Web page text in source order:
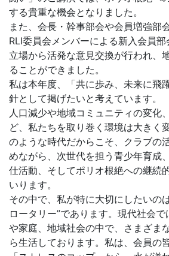
する貴重な機会となりました。
また、会長・幹事部会や会員増強部
RLI委員会メンバーによる新入会員
立場から活発な意見交換が行われ、
ることができました。
私は本年度、「共に歩み、未来に飛
針として掲げたいと考えています。
人口減少や地域コミュニティの変化
ど、私たちを取り巻く環境は大きく
のような時代だからこそ、クラブの
めながら、次世代を担う青少年育成
仕活動、そしてポリオ根絶への継続
いります。
その中で、私が特に大切にしたいの
ロータリー”であります。現代社会
や家庭、地域社会の中で、さまざま
ら生活しております。私は、会員の